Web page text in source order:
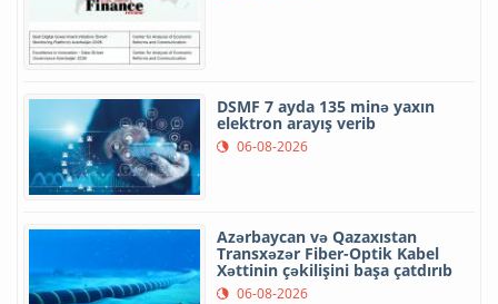
DSMF 7 ayda 135 minə yaxın
elektron arayış verib
06-08-2026
Azərbaycan və Qazaxıstan
Transxəzər Fiber-Optik Kabel
Xəttinin çəkilişini başa çatdırıb
06-08-2026